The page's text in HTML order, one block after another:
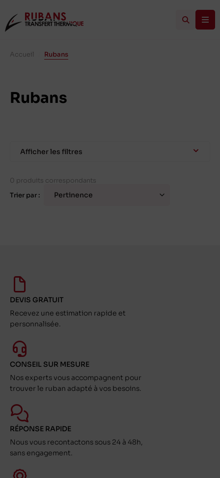
Rubans
Accueil Rubans
Afficher les filtres
0 produits correspondants
Trier par :
DEVIS GRATUIT
Recevez une estimation rapide et
personnalisée.
CONSEIL SUR MESURE
Nos experts vous accompagnent pour
trouver le ruban adapté à vos besoins.
RÉPONSE RAPIDE
Nous vous recontactons sous 24 à 48h,
sans engagement.